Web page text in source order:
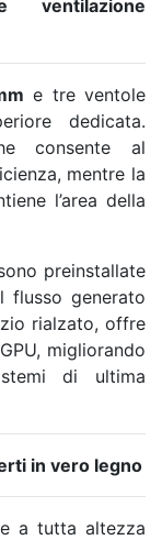
e tre ventole
dedicata.
consente al
mentre la
l’area della
preinstallate
flusso generato
rialzato, offre
migliorando
di ultima
in vero legno
a tutta altezza